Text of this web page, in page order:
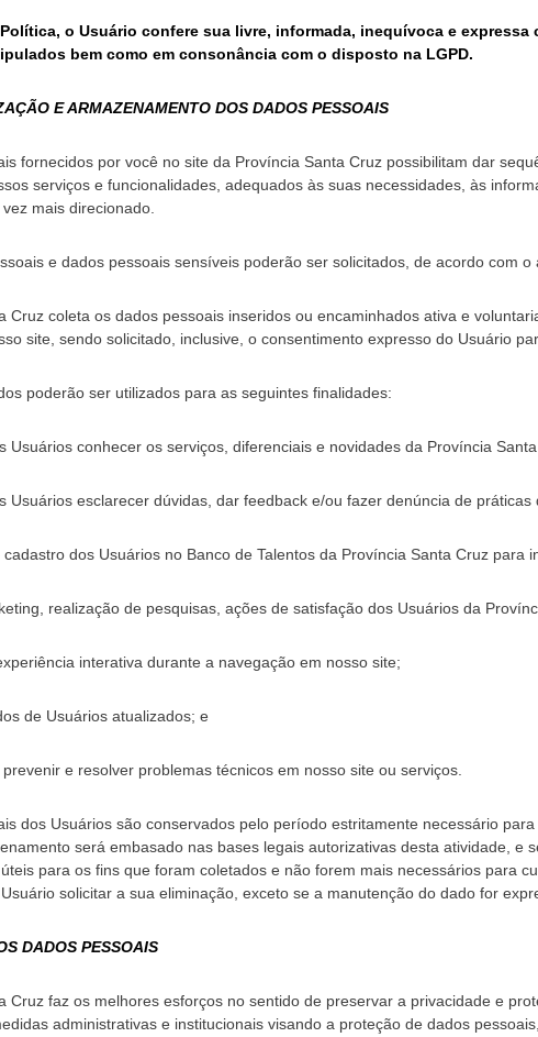
o Usuário confere sua livre, informada, inequívoca e
bem como em consonância com o disposto na LGPD.
E ARMAZENAMENTO DOS DADOS PESSOAIS
fornecidos por você no site da Província Santa Cruz possibilitam dar
serviços e funcionalidades, adequados às suas necessidades, às
mais direcionado.
e dados pessoais sensíveis poderão ser solicitados, de acordo com
Cruz coleta os dados pessoais inseridos ou encaminhados ativa e
site, sendo solicitado, inclusive, o consentimento expresso do Usuário
poderão ser utilizados para as seguintes finalidades:
Usuários conhecer os serviços, diferenciais e novidades da Província
Usuários esclarecer dúvidas, dar feedback e/ou fazer denúncia de
dos Usuários no Banco de Talentos da Província Santa Cruz para
realização de pesquisas, ações de satisfação dos Usuários da
interativa durante a navegação em nosso site;
de Usuários atualizados; e
e resolver problemas técnicos em nosso site ou serviços.
dos Usuários são conservados pelo período estritamente necessário
será embasado nas bases legais autorizativas desta atividade,
para os fins que foram coletados e não forem mais necessários para
solicitar a sua eliminação, exceto se a manutenção do dado for
DADOS PESSOAIS
Cruz faz os melhores esforços no sentido de preservar a privacidade e
administrativas e institucionais visando a proteção de dados